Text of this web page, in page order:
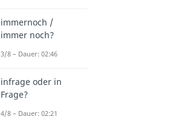
immernoch /
immer noch?
3/8 – Dauer: 02:46
infrage oder in
Frage?
4/8 – Dauer: 02:21